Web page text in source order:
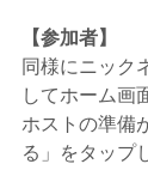
【参加者】
同様にニック
してホーム画
ホストの準備
る」をタップ